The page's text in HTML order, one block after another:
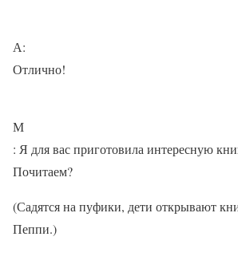
А:
Отлично!
М
: Я для вас приготовила интересную
Почитаем?
(Садятся на пуфики, дети открывают
Пеппи.)